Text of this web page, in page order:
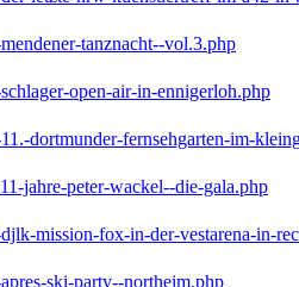
tanznacht--vol.3.php
open-air-in-ennigerloh.php
dortmunder-fernsehgarten-im-
jahre-peter-wackel--die-gala.php
mission-fox-in-der-vestarena-in-
ski-party--northeim.php